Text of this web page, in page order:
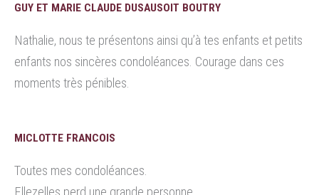
GUY ET MARIE CLAUDE DUSAUSOIT BOUTRY
Nathalie, nous te présentons ainsi qu’à tes enfants et petits
enfants nos sincères condoléances. Courage dans ces
moments très pénibles.
MICLOTTE FRANCOIS
Toutes mes condoléances.
Ellezelles perd une grande personne.